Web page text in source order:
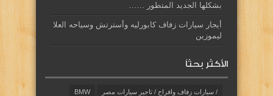
بشكلها الجديد المتطور ……
أيجار سيارات زفاف كابورليه وأسترتش وسياحه العلا
ليموزين
الأكثر بحثاً
/ سيارات زفاف وافراح / تاجير سيارات مصر BMW